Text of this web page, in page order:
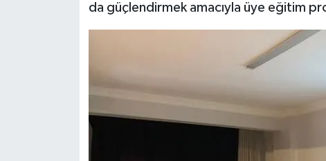
da güçlendirmek amacıyla üye eğitim